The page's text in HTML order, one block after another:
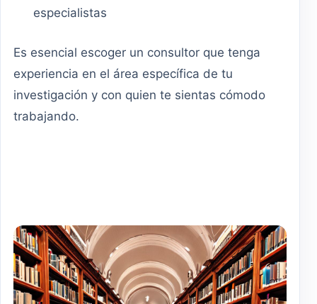
especialistas
Es esencial escoger un consultor que tenga
experiencia en el área específica de tu
investigación y con quien te sientas cómodo
trabajando.